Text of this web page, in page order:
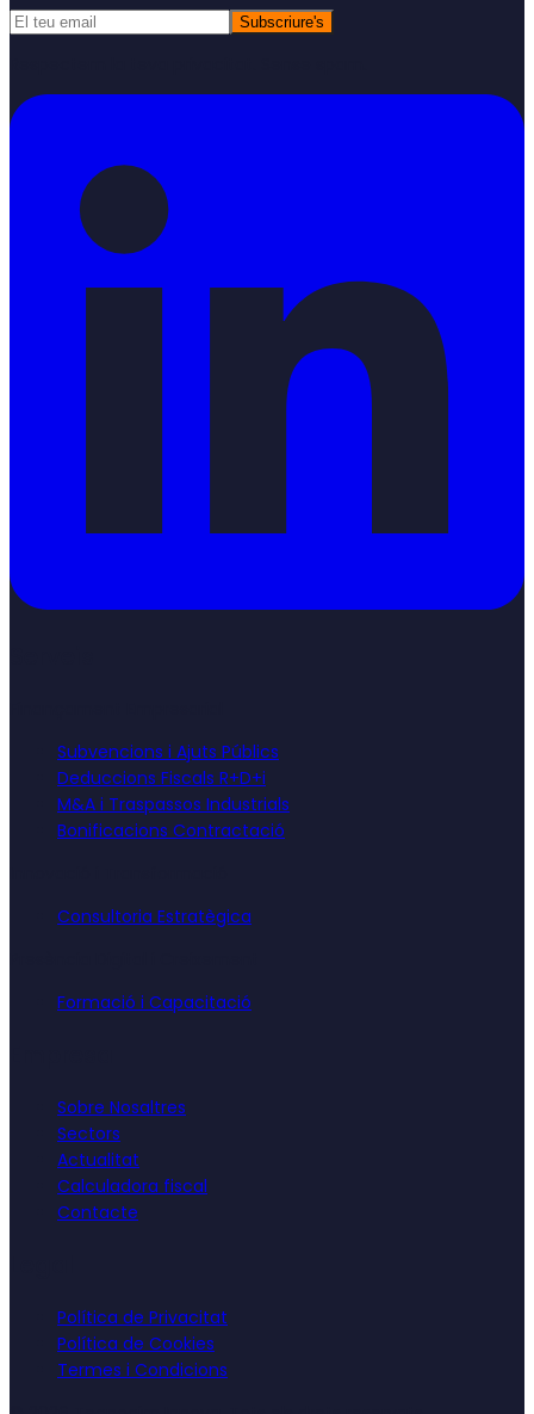
Subscriure's
Subvencions i Ajuts Públics
Deduccions Fiscals R+D+i
M&A i Traspassos Industrials
Bonificacions Contractació
Consultoria Estratègica
Formació i Capacitació
Sobre Nosaltres
Sectors
Actualitat
Calculadora fiscal
Contacte
Política de Privacitat
Política de Cookies
Termes i Condicions